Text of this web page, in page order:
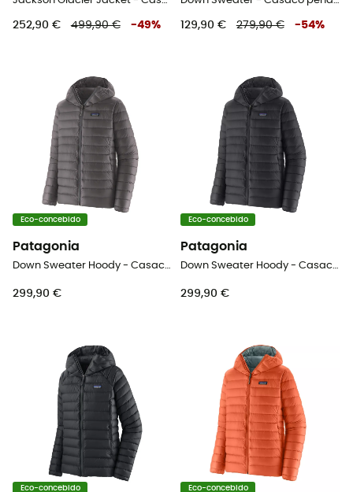
252,90 € 499,90 € -49% 129,90 € 279,90 € -54%
Eco-concebido
Patagonia
Down Sweater Hoody - Casaco penas homem
299,90 €
Eco-concebido
Patagonia
Down Sweater Hoody - Casaco penas homem
299,90 €
Eco-concebido Eco-concebido